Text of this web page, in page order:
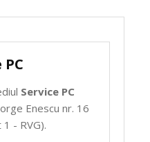
Service PC
Enescu nr. 16
- RVG).